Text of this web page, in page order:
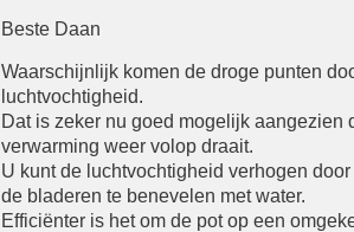
Beste Daan
Waarschijnlijk komen de droge punten
luchtvochtigheid.
Dat is zeker nu goed mogelijk aangezien
verwarming weer volop draait.
U kunt de luchtvochtigheid verhogen
de bladeren te benevelen met water.
Efficiënter is het om de pot op een